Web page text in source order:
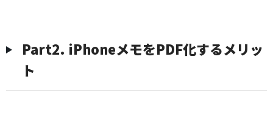
︎Part2. iPhoneメモをPDF化するメリッ
ト